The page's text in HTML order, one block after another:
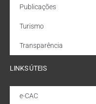
Publicações
Turismo
Transparência
LINKS ÚTEIS
e-CAC